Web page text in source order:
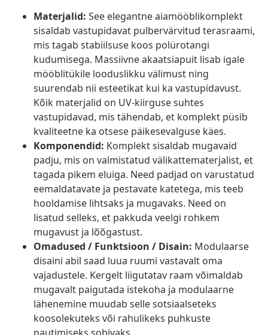
Materjalid: See elegantne aiamööblikomplekt
sisaldab vastupidavat pulbervärvitud terasraami,
mis tagab stabiilsuse koos polürotangi
kudumisega. Massiivne akaatsiapuit lisab igale
mööblitükile looduslikku välimust ning
suurendab nii esteetikat kui ka vastupidavust.
Kõik materjalid on UV-kiirguse suhtes
vastupidavad, mis tähendab, et komplekt püsib
kvaliteetne ka otsese päikesevalguse käes.
Komponendid: Komplekt sisaldab mugavaid
padju, mis on valmistatud välikattematerjalist, et
tagada pikem eluiga. Need padjad on varustatud
eemaldatavate ja pestavate katetega, mis teeb
hooldamise lihtsaks ja mugavaks. Need on
lisatud selleks, et pakkuda veelgi rohkem
mugavust ja lõõgastust.
Omadused / Funktsioon / Disain: Modulaarse
disaini abil saad luua ruumi vastavalt oma
vajadustele. Kergelt liigutatav raam võimaldab
mugavalt paigutada istekoha ja modulaarne
lähenemine muudab selle sotsiaalseteks
koosolekuteks või rahulikeks puhkuste